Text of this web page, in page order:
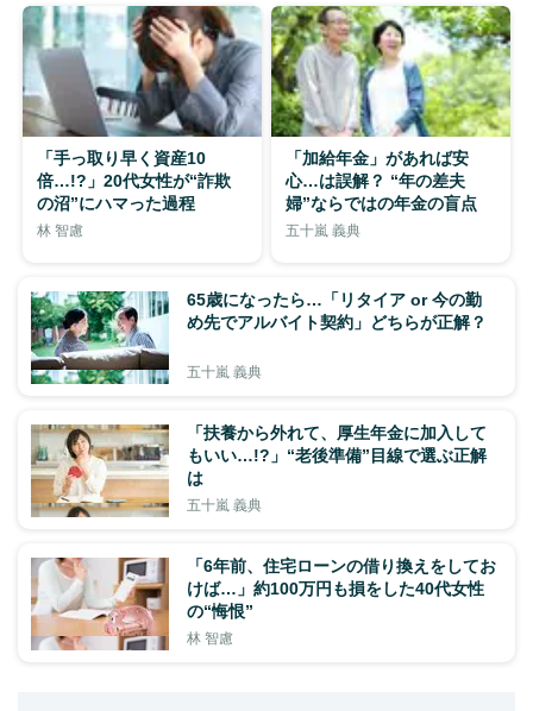
「手っ取り早く資産10
倍…!?」20代女性が“詐欺
の沼”にハマった過程
林 智慮
「加給年金」があれば安
心…は誤解？ “年の差夫
婦”ならではの年金の盲点
五十嵐 義典
65歳になったら…「リタイア or 今の勤
め先でアルバイト契約」どちらが正解？
五十嵐 義典
「扶養から外れて、厚生年金に加入して
もいい…!?」“老後準備”目線で選ぶ正解
は
五十嵐 義典
「6年前、住宅ローンの借り換えをしてお
けば…」約100万円も損をした40代女性
の“悔恨”
林 智慮